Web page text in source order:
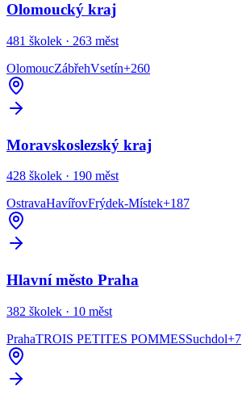
Olomoucký kraj
481 školek · 263 měst
OlomoucZábřehVsetín+260
Moravskoslezský kraj
428 školek · 190 měst
OstravaHavířovFrýdek-Místek+187
Hlavní město Praha
382 školek · 10 měst
PrahaTROIS PETITES POMMESSuchdol+7